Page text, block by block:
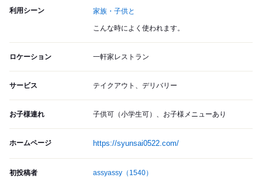
利用シーン 家族・子供と
こんな時によく使われます。
ロケーション 一軒家レストラン
サービス テイクアウト、デリバリー
お子様連れ 子供可（小学生可）、お子様メニューあり
ホームページ https://syunsai0522.com/
初投稿者 assyassy （1540）